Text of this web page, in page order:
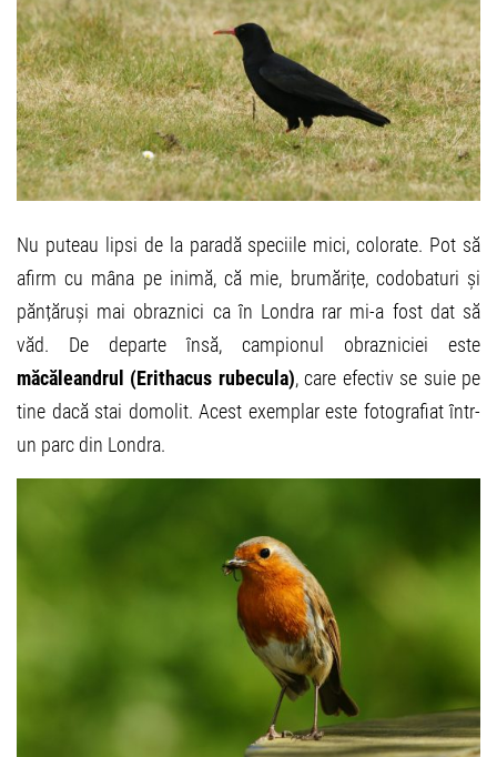
Nu puteau lipsi de la paradă speciile mici, colorate. Pot să
afirm cu mâna pe inimă, că mie, brumărițe, codobaturi și
pănțăruși mai obraznici ca în Londra rar mi-a fost dat să
văd. De departe însă, campionul obrazniciei este
măcăleandrul (Erithacus rubecula), care efectiv se suie pe
tine dacă stai domolit. Acest exemplar este fotografiat într-
un parc din Londra.